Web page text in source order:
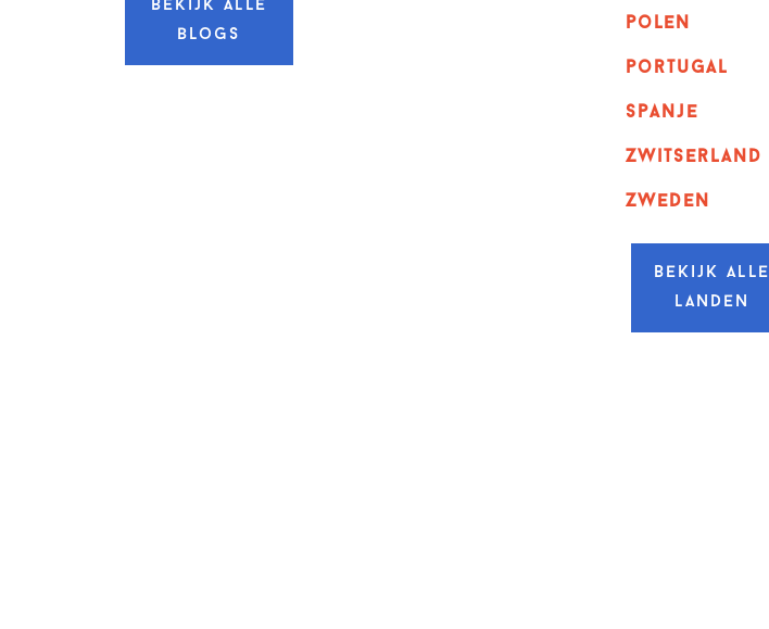
Bekijk alle
blogs
polen
portugal
spanje
zwitserland
zweden
Bekijk alle
landen